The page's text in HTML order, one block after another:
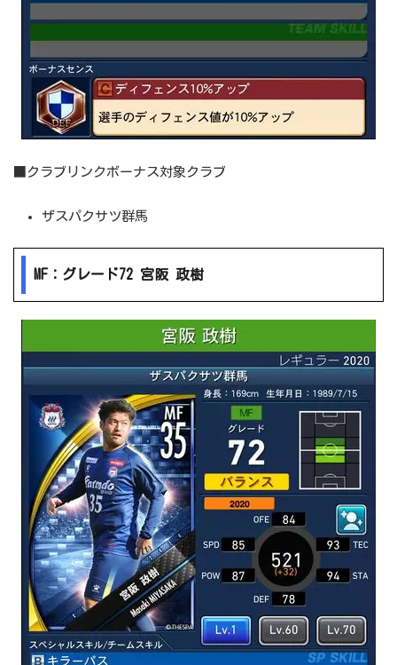
■クラブリンクボーナス対象クラブ
ザスパクサツ群馬
MF：グレード72 宮阪 政樹